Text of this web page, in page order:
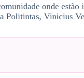
onde
Politintas, Vinicius